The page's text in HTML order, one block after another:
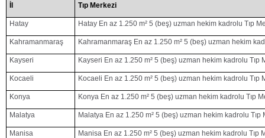
Tıp Merkezi
Hatay Hatay En az 1.250 m² 5 (beş) uzman hekim kadrolu Tıp
Kahramanmaraş Kahramanmaraş En az 1.250 m² 5 (beş) uzman hekim
Kayseri Kayseri En az 1.250 m² 5 (beş) uzman hekim kadrolu Tıp
Kocaeli Kocaeli En az 1.250 m² 5 (beş) uzman hekim kadrolu Tıp
Konya Konya En az 1.250 m² 5 (beş) uzman hekim kadrolu Tıp
Malatya Malatya En az 1.250 m² 5 (beş) uzman hekim kadrolu Tıp
Manisa Manisa En az 1.250 m² 5 (beş) uzman hekim kadrolu Tıp